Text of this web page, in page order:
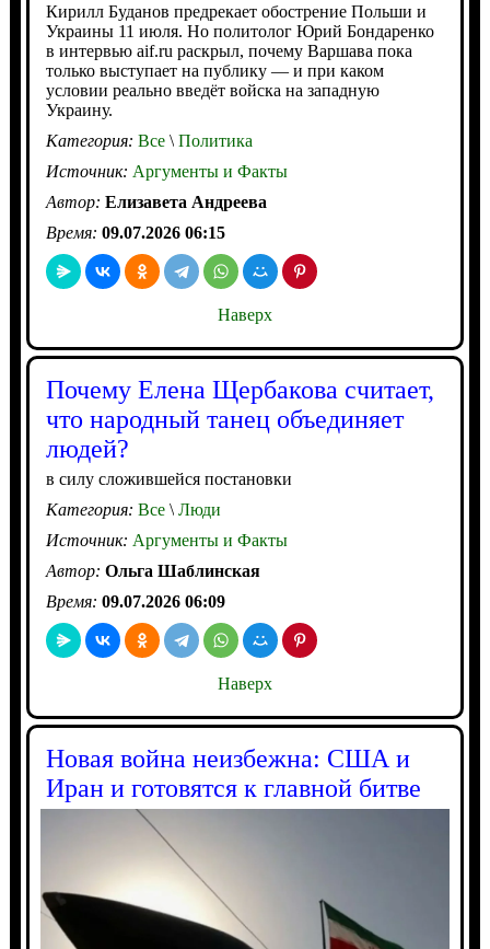
Кирилл Буданов предрекает обострение Польши и
Украины 11 июля. Но политолог Юрий Бондаренко
в интервью aif.ru раскрыл, почему Варшава пока
только выступает на публику — и при каком
условии реально введёт войска на западную
Украину.
Категория: Все\Политика
Источник: Аргументы и Факты
Автор: Елизавета Андреева
Время: 09.07.2026 06:15
Наверх
Почему Елена Щербакова считает,
что народный танец объединяет
людей?
в силу сложившейся постановки
Категория: Все\Люди
Источник: Аргументы и Факты
Автор: Ольга Шаблинская
Время: 09.07.2026 06:09
Наверх
Новая война неизбежна: США и
Иран и готовятся к главной битве